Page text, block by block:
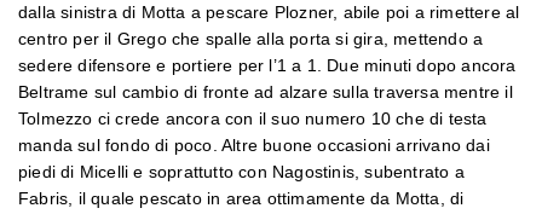
dalla sinistra di Motta a pescare Plozner, abile poi a rimettere al
centro per il Grego che spalle alla porta si gira, mettendo a
sedere difensore e portiere per l’1 a 1. Due minuti dopo ancora
Beltrame sul cambio di fronte ad alzare sulla traversa mentre il
Tolmezzo ci crede ancora con il suo numero 10 che di testa
manda sul fondo di poco. Altre buone occasioni arrivano dai
piedi di Micelli e soprattutto con Nagostinis, subentrato a
Fabris, il quale pescato in area ottimamente da Motta, di